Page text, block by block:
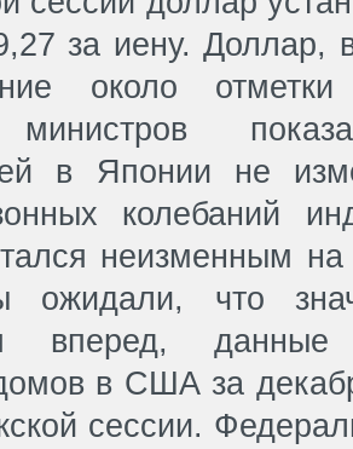
за иену. Доллар,
около
министров
в Японии не
колебаний
неизменным
ожидали, что
вперед,
в США за
сессии.